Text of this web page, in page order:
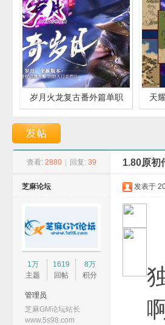
岁月火龙复古番外篇单职
天
查看: 2880 回复: 39 1.80原初
芝麻论坛
1万
主题
1619
回帖
8万
积分
管理员
芝麻GM论坛站长
www.5s98.com
发表于